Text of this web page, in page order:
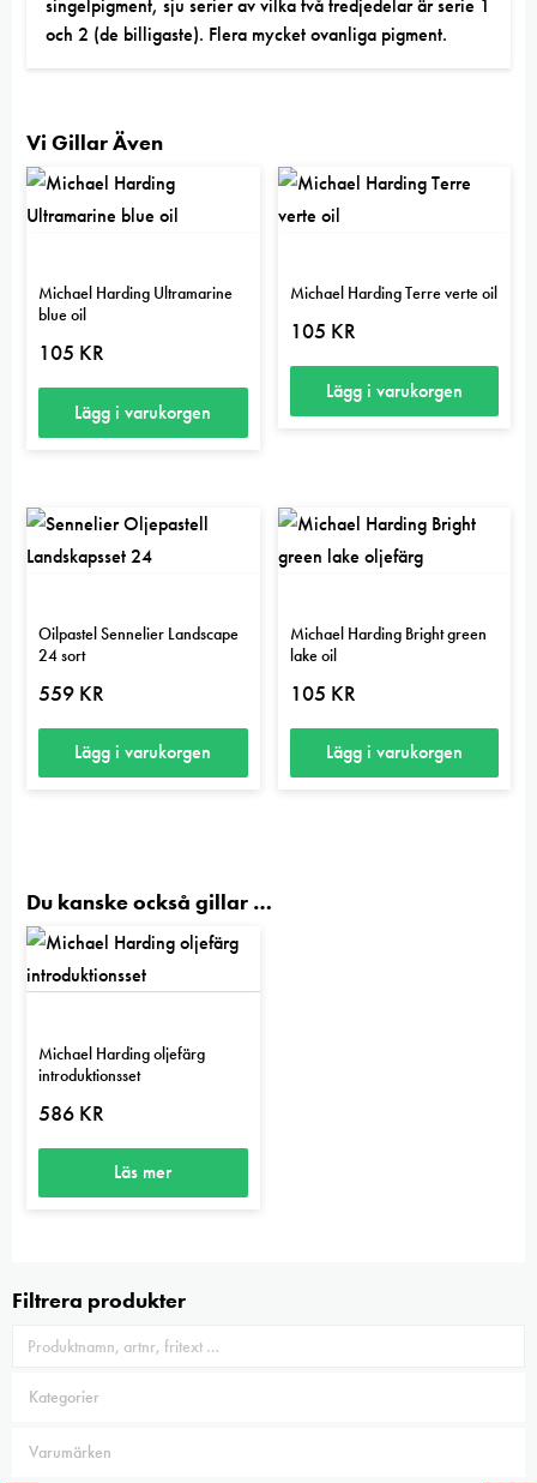
singelpigment, sju serier av vilka två tredjedelar är serie 1
och 2 (de billigaste). Flera mycket ovanliga pigment.
Vi Gillar Även
Michael Harding Ultramarine
blue oil
105 KR
Lägg i varukorgen
Michael Harding Terre verte oil
105 KR
Lägg i varukorgen
Oilpastel Sennelier Landscape
24 sort
559 KR
Lägg i varukorgen
Michael Harding Bright green
lake oil
105 KR
Lägg i varukorgen
Du kanske också gillar …
Michael Harding oljefärg
introduktionsset
586 KR
Läs mer
Filtrera produkter